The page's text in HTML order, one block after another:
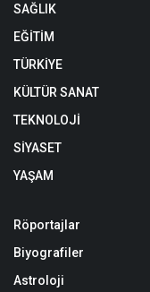
SAĞLIK
EĞİTİM
TÜRKİYE
KÜLTÜR SANAT
TEKNOLOJİ
SİYASET
YAŞAM
Röportajlar
Biyografiler
Astroloji